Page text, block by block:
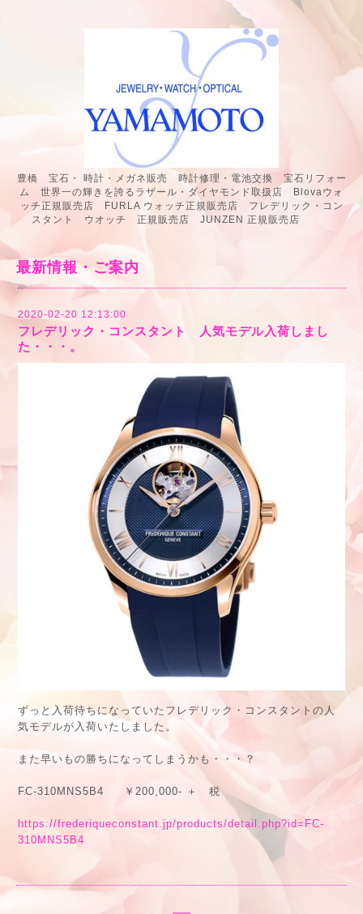
豊橋 宝石・ 時計・メガネ販売 時計修理・電池交換 宝石リフォー
ム 世界一の輝きを誇るラザール・ダイヤモンド取扱店 Blovaウォ
ッチ正規販売店 FURLA ウォッチ正規販売店 フレデリック・コン
スタント ウオッチ 正規販売店 JUNZEN 正規販売店
最新情報・ご案内
2020-02-20 12:13:00
フレデリック・コンスタント 人気モデル入荷しまし
た・・・。
ずっと入荷待ちになっていたフレデリック・コンスタントの人
気モデルが入荷いたしました。
また早いもの勝ちになってしまうかも・・・？
FC-310MNS5B4 ￥200,000- ＋ 税
https://frederiqueconstant.jp/products/detail.php?id=FC-
310MNS5B4